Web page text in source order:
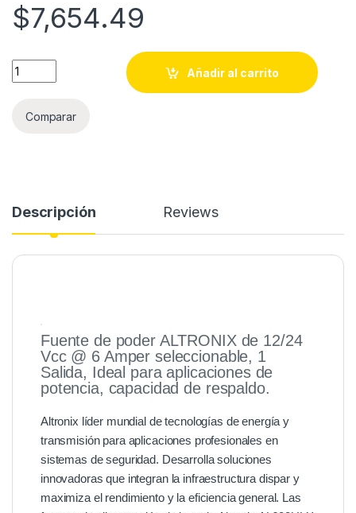
$7,654.49
12 o 24 Vcc @ 6 Amp. / fuente de alimentación / 1 salida /
Añadir al carrito
Comparar
Descripción Reviews
Fuente de poder ALTRONIX de 12/24
Vcc @ 6 Amper seleccionable, 1
Salida, Ideal para aplicaciones de
potencia, capacidad de respaldo.
Altronix líder mundial de tecnologías de energía y
transmisión para aplicaciones profesionales en
sistemas de seguridad. Desarrolla soluciones
innovadoras que integran la infraestructura dispar y
maximiza el rendimiento y la eficiencia general. Las